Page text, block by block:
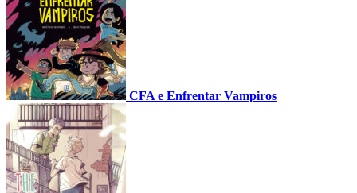
CFA e Enfrentar Vampiros